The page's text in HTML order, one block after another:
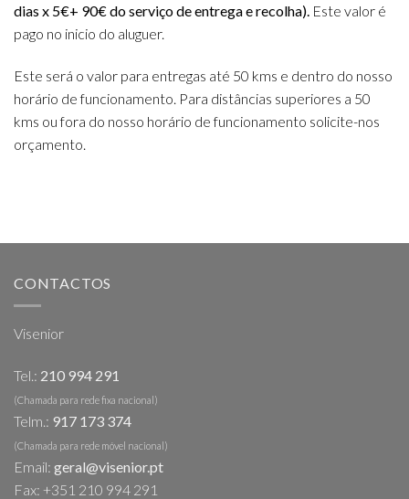
dias x 5€+ 90€ do serviço de entrega e recolha). Este valor é
pago no inicio do aluguer.
Este será o valor para entregas até 50 kms e dentro do nosso
horário de funcionamento. Para distâncias superiores a 50
kms ou fora do nosso horário de funcionamento solicite-nos
orçamento.
CONTACTOS
Visenior
Tel.: 210 994 291
(Chamada para rede fixa nacional)
Telm.: 917 173 374
(Chamada para rede móvel nacional)
Email: geral@visenior.pt
Fax: +351 210 994 291